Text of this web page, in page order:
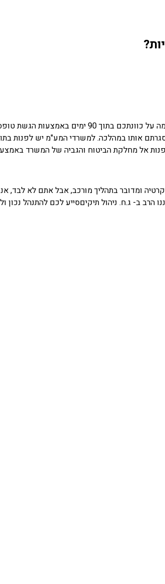
אל מחלקת הביטוח והגביה של המשרד
ומדובר בתהליך מורכב, אבל אתם לא לבד,
הרב ב- ג.ח. ניהול תיקיםסייע לכם להתנהל נכון